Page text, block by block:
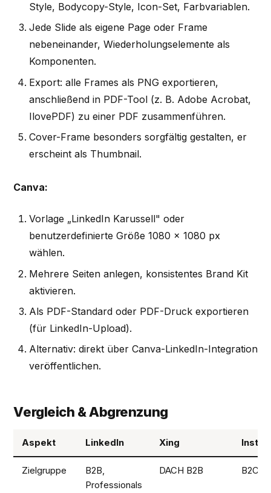
Style, Bodycopy-Style, Icon-Set, Farbvariablen.
Jede Slide als eigene Page oder Frame
nebeneinander, Wiederholungselemente als
Komponenten.
Export: alle Frames als PNG exportieren,
anschließend in PDF-Tool (z. B. Adobe Acrobat,
IlovePDF) zu einer PDF zusammenführen.
Cover-Frame besonders sorgfältig gestalten, er
erscheint als Thumbnail.
Canva:
Vorlage „LinkedIn Karussell" oder
benutzerdefinierte Größe 1080 × 1080 px
wählen.
Mehrere Seiten anlegen, konsistentes Brand Kit
aktivieren.
Als PDF-Standard oder PDF-Druck exportieren
(für LinkedIn-Upload).
Alternativ: direkt über Canva-LinkedIn-Integration
veröffentlichen.
Vergleich & Abgrenzung
Aspekt LinkedIn Xing
Zielgruppe
B2B,
Professionals
DACH B2B B2C,